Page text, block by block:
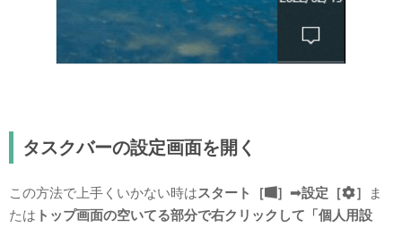
タスクバーの設定画面を開く
この方法で上手くいかない時はスタート［ ］➟設定［ ］
ま
たは トップ画面の空いてる部分で右クリックして「個人用設